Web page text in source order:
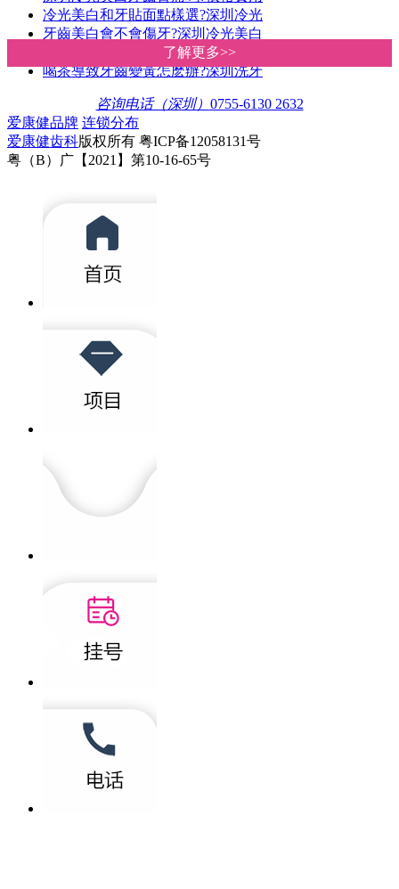
了解更多>>
了解更多>>
冷光美白和牙貼面點樣選?深圳冷光
牙齒美白會不會傷牙?深圳冷光美白
你的牙齒適合做冷光美白嗎?深圳愛
喝茶導致牙齒變黃怎麽辦?深圳洗牙
咨询电话（深圳） 0755-6130 2632
爱康健品牌 连锁分布
爱康健齿科版权所有 粤ICP备12058131号
粤（B）广【2021】第10-16-65号